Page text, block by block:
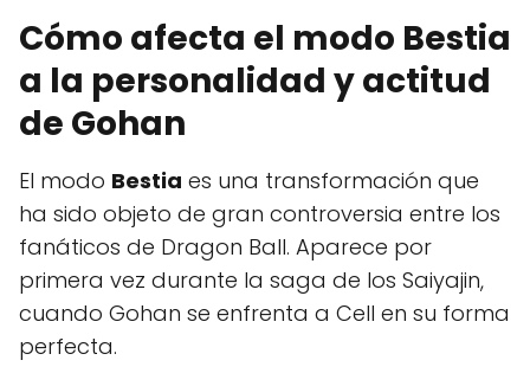
Cómo afecta el modo Bestia
a la personalidad y actitud
de Gohan
El modo Bestia es una transformación que
ha sido objeto de gran controversia entre los
fanáticos de Dragon Ball. Aparece por
primera vez durante la saga de los Saiyajin,
cuando Gohan se enfrenta a Cell en su forma
perfecta.